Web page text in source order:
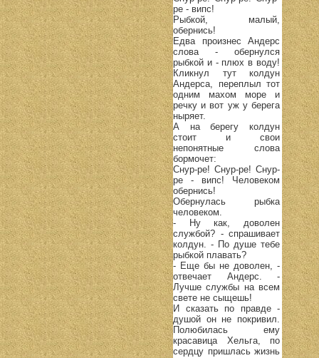
ре - випс!
Рыбкой, малый,
обернись!
Едва произнес Андерс
слова - обернулся
рыбкой и - плюх в воду!
Кликнул тут колдун
Андерса, переплыл тот
одним махом море и
речку и вот уж у берега
ныряет.
А на берегу колдун
стоит и свои
непонятные слова
бормочет:
Снур-ре! Снур-ре! Снур-
ре - випс! Человеком
обернись!
Обернулась рыбка
человеком.
- Ну как, доволен
службой? - спрашивает
колдун. - По душе тебе
рыбкой плавать?
- Еще бы не доволен, -
отвечает Андерс. -
Лучше службы на всем
свете не сыщешь!
И сказать по правде -
душой он не покривил.
Полюбилась ему
красавица Хельга, по
сердцу пришлась жизнь